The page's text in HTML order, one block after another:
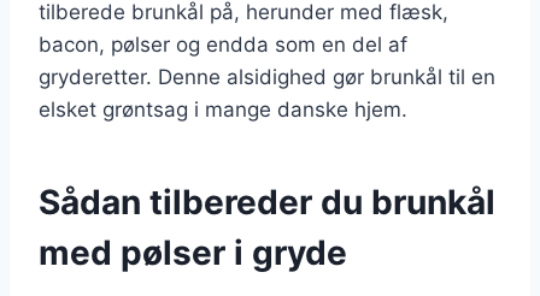
tilberede brunkål på, herunder med flæsk,
bacon, pølser og endda som en del af
gryderetter. Denne alsidighed gør brunkål til en
elsket grøntsag i mange danske hjem.
Sådan tilbereder du brunkål
med pølser i gryde